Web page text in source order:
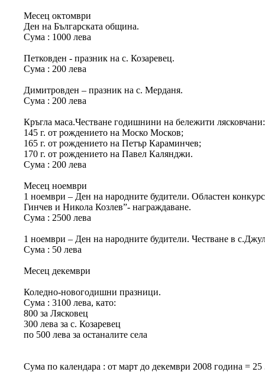
Месец октомври
Ден на Българската община.
Сума : 1000 лева
Петковден - празник на с. Козаревец.
Сума : 200 лева
Димитровден – празник на с. Мерданя.
Сума : 200 лева
Кръгла маса.Честване годишнини на бележити лясковчани:
145 г. от рождението на Моско Москов;
165 г. от рождението на Петър Караминчев;
170 г. от рождението на Павел Калянджи.
Сума : 200 лева
Месец ноември
1 ноември – Ден на народните будители. Областен
Гинчев и Никола Козлев”- награждаване.
Сума : 2500 лева
1 ноември – Ден на народните будители. Честване в
Сума : 50 лева
Месец декември
Коледно-новогодишни празници.
Сума : 3100 лева, като:
800 за Лясковец
300 лева за с. Козаревец
по 500 лева за останалите села
Сума по календара : от март до декември 2008 година = 25